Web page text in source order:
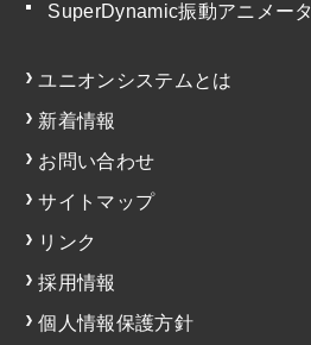
SuperDynamic振動アニメータ
ユニオンシステムとは
新着情報
お問い合わせ
サイトマップ
リンク
採用情報
個人情報保護方針